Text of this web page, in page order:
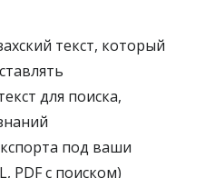
текст, который
для поиска,
под ваши
PDF с поиском)